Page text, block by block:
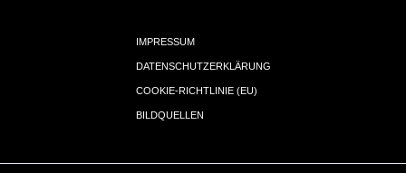
IMPRESSUM
DATENSCHUTZERKLÄRUNG
COOKIE-RICHTLINIE (EU)
BILDQUELLEN